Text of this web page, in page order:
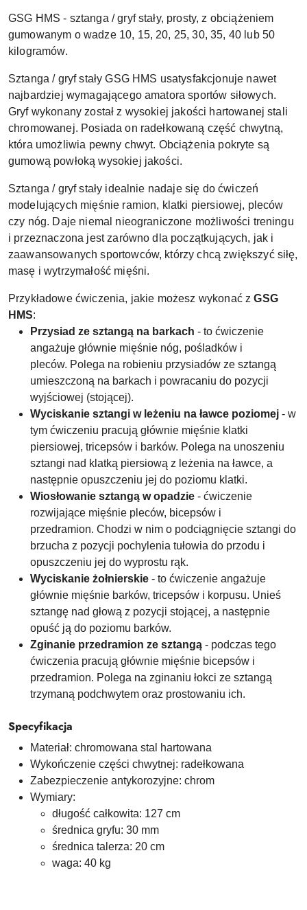
GSG HMS - sztanga / gryf stały, prosty, z obciążeniem
gumowanym o wadze 10, 15, 20, 25, 30, 35, 40 lub 50
kilogramów.
Sztanga / gryf stały GSG HMS usatysfakcjonuje nawet
najbardziej wymagającego amatora sportów siłowych.
Gryf wykonany został z wysokiej jakości hartowanej stali
chromowanej. Posiada on radełkowaną część chwytną,
która umożliwia pewny chwyt. Obciążenia pokryte są
gumową powłoką wysokiej jakości.
Sztanga / gryf stały idealnie nadaje się do ćwiczeń
modelujących mięśnie ramion, klatki piersiowej, pleców
czy nóg. Daje niemal nieograniczone możliwości treningu
i przeznaczona jest zarówno dla początkujących, jak i
zaawansowanych sportowców, którzy chcą zwiększyć siłę,
masę i wytrzymałość mięśni.
Przykładowe ćwiczenia, jakie możesz wykonać zGSG
HMS:
Przysiad ze sztangą na barkach - to ćwiczenie
angażuje głównie mięśnie nóg, pośladków i
pleców. Polega na robieniu przysiadów ze sztangą
umieszczoną na barkach i powracaniu do pozycji
wyjściowej (stojącej).
Wyciskanie sztangi w leżeniu na ławce poziomej - w
tym ćwiczeniu pracują głównie mięśnie klatki
piersiowej, tricepsów i barków. Polega na unoszeniu
sztangi nad klatką piersiową z leżenia na ławce, a
następnie opuszczeniu jej do poziomu klatki.
Wiosłowanie sztangą w opadzie - ćwiczenie
rozwijające mięśnie pleców, bicepsów i
przedramion. Chodzi w nim o podciągnięcie sztangi do
brzucha z pozycji pochylenia tułowia do przodu i
opuszczeniu jej do wyprostu rąk.
Wyciskanie żołnierskie - to ćwiczenie angażuje
głównie mięśnie barków, tricepsów i korpusu. Unieś
sztangę nad głową z pozycji stojącej, a następnie
opuść ją do poziomu barków.
Zginanie przedramion ze sztangą - podczas tego
ćwiczenia pracują głównie mięśnie bicepsów i
przedramion. Polega na zginaniu łokci ze sztangą
trzymaną podchwytem oraz prostowaniu ich.
Specyfikacja
Materiał: chromowana stal hartowana
Wykończenie części chwytnej: radełkowana
Zabezpieczenie antykorozyjne: chrom
Wymiary:
długość całkowita: 127 cm
średnica gryfu: 30 mm
średnica talerza: 20 cm
waga: 40 kg